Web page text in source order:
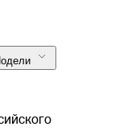
Подели